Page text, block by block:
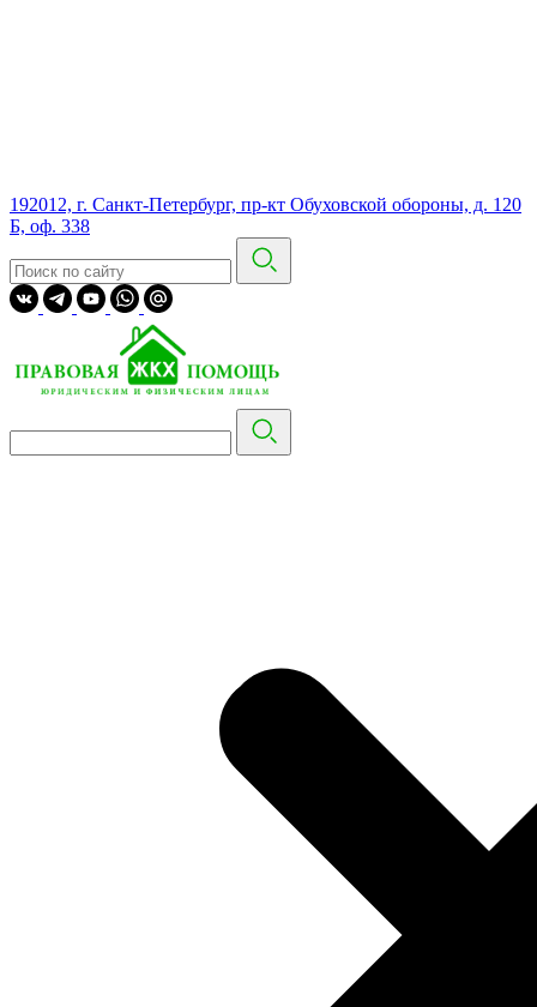
192012, г. Санкт-Петербург, пр-кт Обуховской обороны, д. 120
Б, оф. 338